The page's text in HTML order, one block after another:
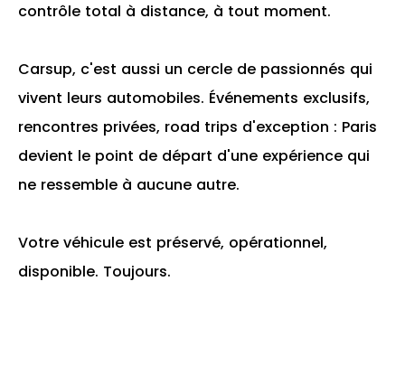
contrôle total à distance, à tout moment.
Carsup, c'est aussi un cercle de passionnés qui
vivent leurs automobiles. Événements exclusifs,
rencontres privées, road trips d'exception : Paris
devient le point de départ d'une expérience qui
ne ressemble à aucune autre.
Votre véhicule est préservé, opérationnel,
disponible. Toujours.